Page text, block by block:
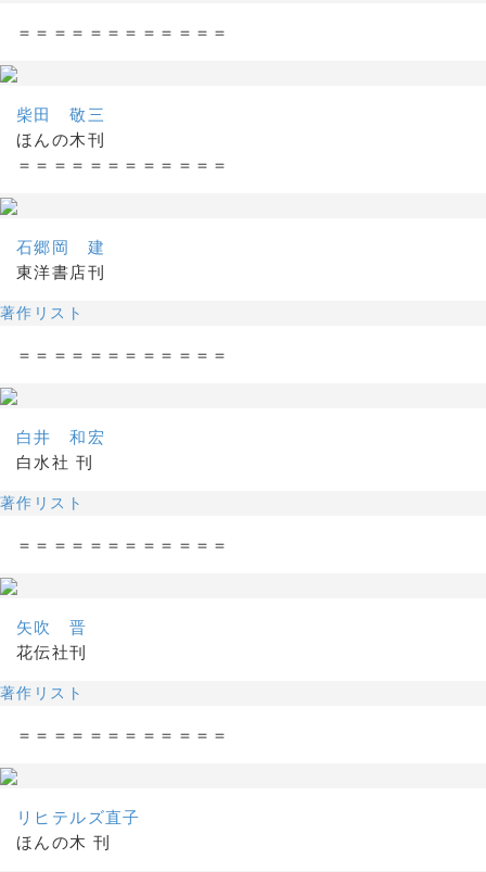
＝＝＝＝＝＝＝＝＝＝＝＝
柴田 敬三
ほんの木刊
＝＝＝＝＝＝＝＝＝＝＝＝
石郷岡 建
東洋書店刊
著作リスト
＝＝＝＝＝＝＝＝＝＝＝＝
白井 和宏
白水社 刊
著作リスト
＝＝＝＝＝＝＝＝＝＝＝＝
矢吹 晋
花伝社刊
著作リスト
＝＝＝＝＝＝＝＝＝＝＝＝
リヒテルズ直子
ほんの木 刊